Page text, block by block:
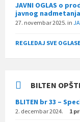
JAVNI OGLAS o
javnog
27. novembar 2025. in
REGLEDAJ SVE
BILTEN
BLITEN br 33 –
2. decembar 2024. 1